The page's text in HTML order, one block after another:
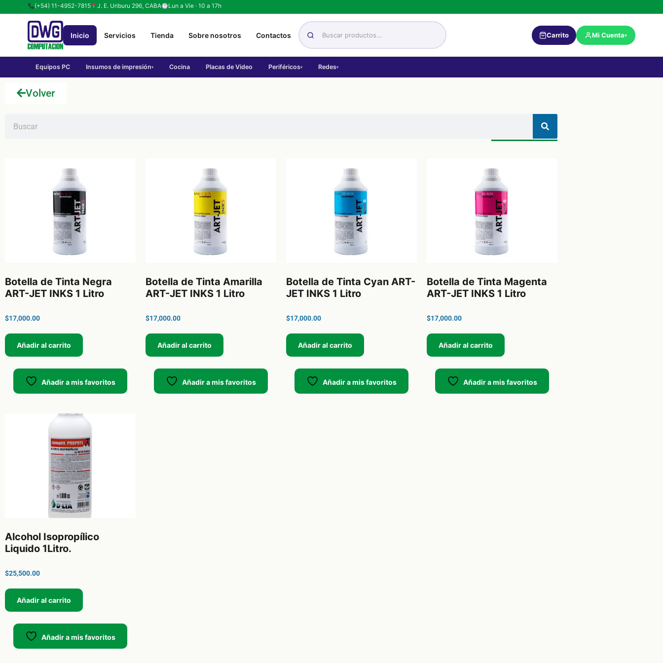
(+54) 11-4952-7815 J. E. Uriburu 296, CABA Lun a Vie · 10 a 17h
Inicio Servicios Tienda Sobre nosotros Contactos Carrito Mi Cuenta▾
Equipos PC Insumos de impresión▾ Cocina Placas de Video Periféricos▾ Redes▾
Volver
Botella de Tinta Negra
ART-JET INKS 1 Litro
$17,000.00
Añadir al carrito
Añadir a mis favoritos
Botella de Tinta Amarilla
ART-JET INKS 1 Litro
$17,000.00
Añadir al carrito
Añadir a mis favoritos
Botella de Tinta Cyan ART-
JET INKS 1 Litro
$17,000.00
Añadir al carrito
Añadir a mis favoritos
Botella de Tinta Magenta
ART-JET INKS 1 Litro
$17,000.00
Añadir al carrito
Añadir a mis favoritos
Alcohol Isopropílico
Liquido 1Litro.
$25,500.00
Añadir al carrito
Añadir a mis favoritos